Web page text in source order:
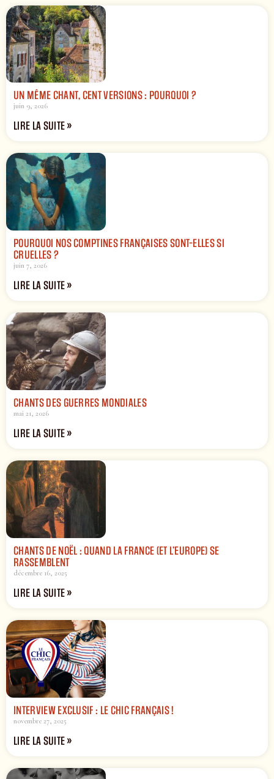
UN MÊME CHANT, CENT VERSIONS : POURQUOI ?
juin 9, 2026
LIRE LA SUITE »
POURQUOI NOS COMPTINES FRANÇAISES SONT-ELLES SI
CRUELLES ?
juin 7, 2026
LIRE LA SUITE »
CHANTS DES GUERRES MONDIALES
mai 21, 2026
LIRE LA SUITE »
CHANTS DE NOËL : QUAND LA FRANCE (ET L’EUROPE) SE
RASSEMBLENT
décembre 16, 2025
LIRE LA SUITE »
INTERVIEW EXCLUSIF : LE CHIC FRANÇAIS !
novembre 27, 2025
LIRE LA SUITE »